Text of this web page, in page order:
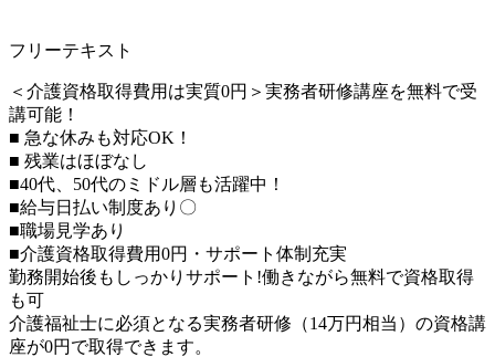
フリーテキスト
＜介護資格取得費用は実質0円＞実務者研修講座を無料で受
講可能！
■ 急な休みも対応OK！
■ 残業はほぼなし
■40代、50代のミドル層も活躍中！
■給与日払い制度あり〇
■職場見学あり
■介護資格取得費用0円・サポート体制充実
勤務開始後もしっかりサポート!働きながら無料で資格取得
も可
介護福祉士に必須となる実務者研修（14万円相当）の資格講
座が0円で取得できます。